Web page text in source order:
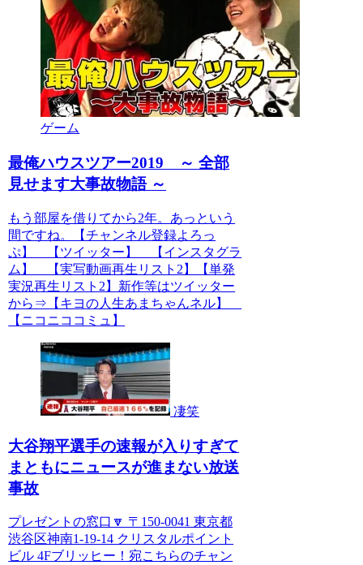
ゲーム
最俺ハウスツアー2019 ～ 全部
見せます大事故物語 ～
もう部屋を借りてから2年。あっという
間ですね。【チャンネル登録よろっ
ぷ】 【ツイッター】 【インスタグラ
ム】 【実写動画再生リスト2】【単発
実況再生リスト2】新作等はツイッター
から⇒【キヨの人生あまちゃんネル】
【ニコニココミュ】
凄笑
大谷翔平選手の速報が入りすぎて
まともにニュースが進まない放送
事故
プレゼントの窓口🔽 〒150-0041 東京都
渋谷区神南1-19-14 クリスタルポイント
ビル 4Fブリッヒー！宛こちらのチャン